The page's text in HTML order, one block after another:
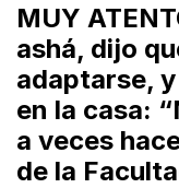
MUY
ashá, dijo
adaptarse,
en la casa:
a veces
de la